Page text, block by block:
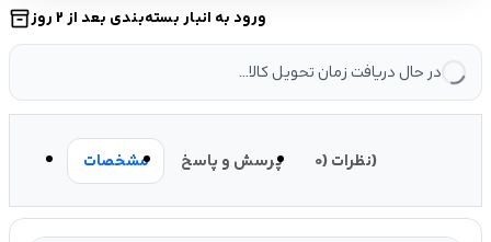
inventory_2 ورود به انبار بسته‌بندی بعد از 2 روز
در حال دریافت زمان تحویل کالا...
مشخصات پرسش و پاسخ نظرات (0)